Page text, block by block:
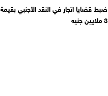
ضبط قضايا اتجار في النقد الأجنبي بقيمة
3 ملايين جنيه